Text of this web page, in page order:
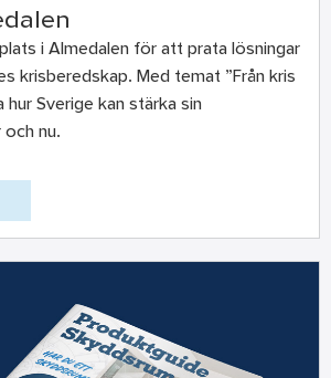
plats i Almedalen för att prata lösningar
krisberedskap. Med temat ”Från kris
hur Sverige kan stärka sin
och nu.